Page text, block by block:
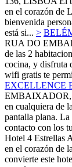
en el corazón de
bienvenida
está si... >
RUA DO
de las 2
cocina, y disfruta
wifi gratis te
EXCELLENCE
EMBAIXADOR,
en cualquiera de
pantalla plana.
contacto con los
Hotel 4 Estrellas
en el corazón de
convierte este